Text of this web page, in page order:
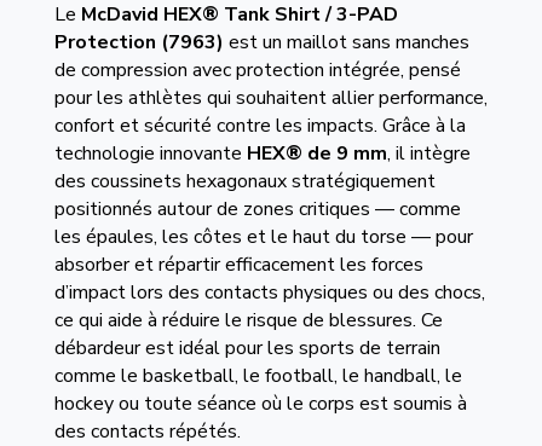
Le McDavid HEX® Tank Shirt / 3-PAD
Protection (7963) est un maillot sans manches
de compression avec protection intégrée, pensé
pour les athlètes qui souhaitent allier performance,
confort et sécurité contre les impacts. Grâce à la
technologie innovante HEX® de 9 mm, il intègre
des coussinets hexagonaux stratégiquement
positionnés autour de zones critiques — comme
les épaules, les côtes et le haut du torse — pour
absorber et répartir efficacement les forces
d’impact lors des contacts physiques ou des chocs,
ce qui aide à réduire le risque de blessures. Ce
débardeur est idéal pour les sports de terrain
comme le basketball, le football, le handball, le
hockey ou toute séance où le corps est soumis à
des contacts répétés.